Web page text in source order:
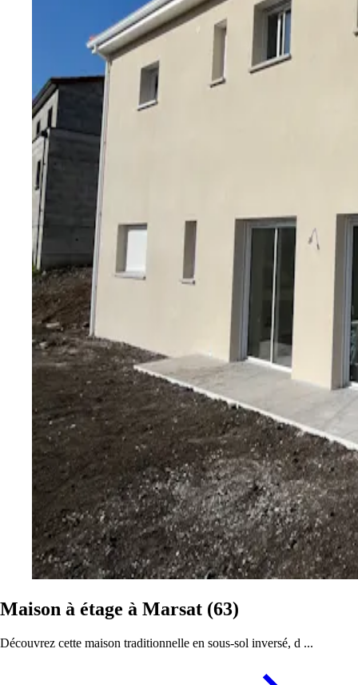
Maison à étage à Marsat (63)
Découvrez cette maison traditionnelle en sous-sol inversé, d ...